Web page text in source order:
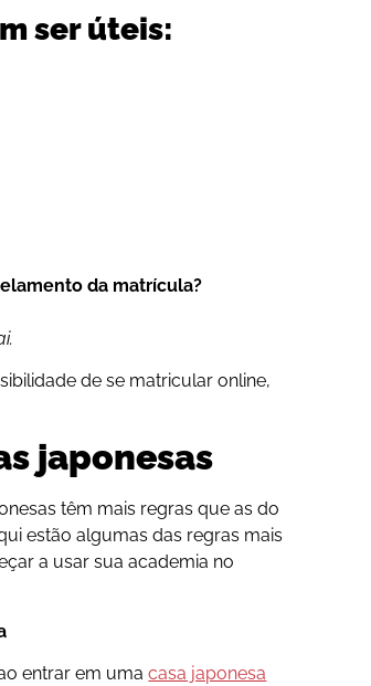
ser úteis:
da matrícula?
de se matricular online,
japonesas
têm mais regras que as do
estão algumas das regras mais
a usar sua academia no
entrar em umacasa japonesa